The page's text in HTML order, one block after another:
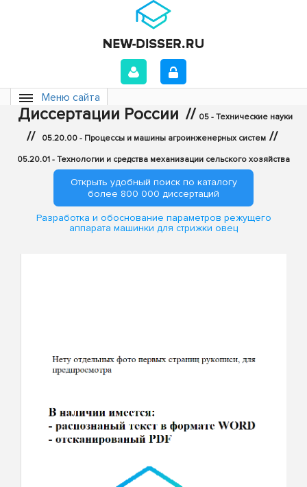
Меню сайта
Диссертации России // 05 - Технические науки
// 05.20.00 - Процессы и машины агроинженерных систем //
05.20.01 - Технологии и средства механизации сельского хозяйства
Открыть удобный поиск по каталогу
более 800 000 диссертаций
Разработка и обоснование параметров режущего
аппарата машинки для стрижки овец